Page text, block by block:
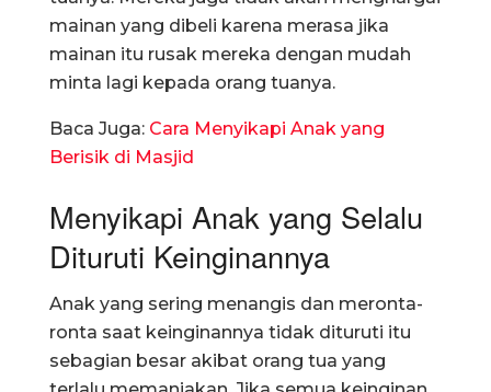
mainan yang dibeli karena merasa jika
mainan itu rusak mereka dengan mudah
minta lagi kepada orang tuanya.
Baca Juga: Cara Menyikapi Anak yang
Berisik di Masjid
Menyikapi Anak yang Selalu
Dituruti Keinginannya
Anak yang sering menangis dan meronta-
ronta saat keinginannya tidak dituruti itu
sebagian besar akibat orang tua yang